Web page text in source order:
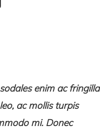
enim ac fringilla
ac mollis turpis
mi. Donec